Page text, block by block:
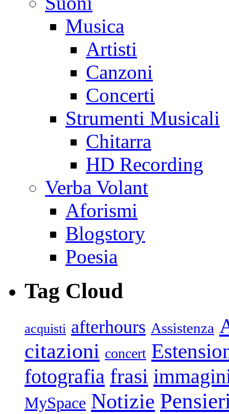
Musica
Artisti
Canzoni
Concerti
Strumenti Musicali
Chitarra
HD Recording
Verba Volant
Aforismi
Blogstory
Poesia
Tag Cloud
acquisti afterhours Assistenza
citazioni concert
fotografia frasi
MySpace Notizie